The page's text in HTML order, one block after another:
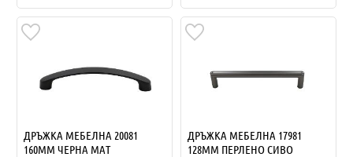
ДРЪЖКА МЕБЕЛНА 20081
160ММ ЧЕРНА МАТ
ДРЪЖКА МЕБЕЛНА 17981
128ММ ПЕРЛЕНО СИВО